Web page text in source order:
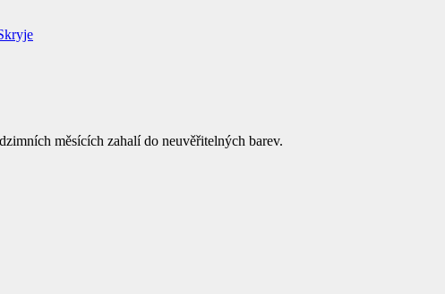
měsících zahalí do neuvěřitelných barev.